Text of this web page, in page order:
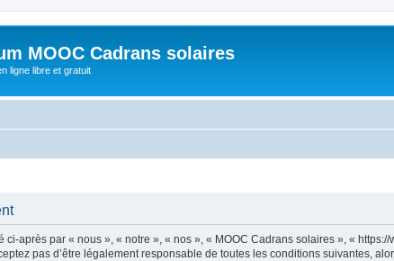
MOOC Cadrans solaires
ligne libre et gratuit
après par « nous », « notre », « nos », « MOOC Cadrans solaires », «
pas d’être légalement responsable de toutes les conditions suivantes,